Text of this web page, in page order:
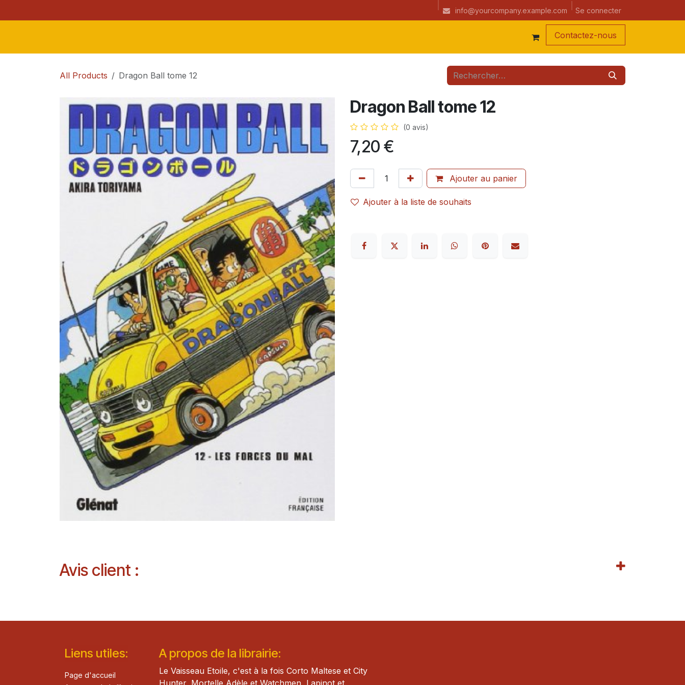
Coup(s) de coeur de la semaineinfo@yourcompany.example.com Se connecter
Contactez-nous
All Products Dragon Ball tome 12
Dragon Ball tome 12
(0 avis)
7,20 €
Ajouter au panier
Ajouter à la liste de souhaits
Avis client :
Lie​ns utiles:
Page d'accueil
A propos de la librairie:
Le Vaisseau Etoile, c'est à la fois Corto Maltese et City
Hunter, Mortelle Adèle et Watch​men, Lapinot et